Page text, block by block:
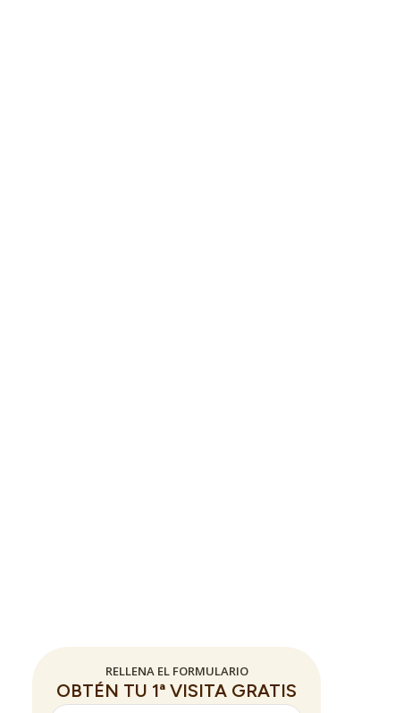
RELLENA EL FORMULARIO
OBTÉN TU 1ª VISITA GRATIS